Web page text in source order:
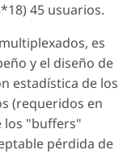
45 usuarios.
es
y el diseño de
estadística de los
(requeridos en
los "buffers"
pérdida de